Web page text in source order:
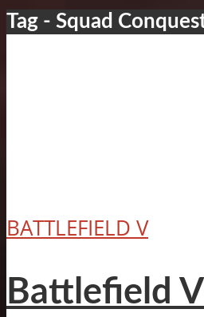
Tag - Squad
BATTLEFIELD V
Battlefield